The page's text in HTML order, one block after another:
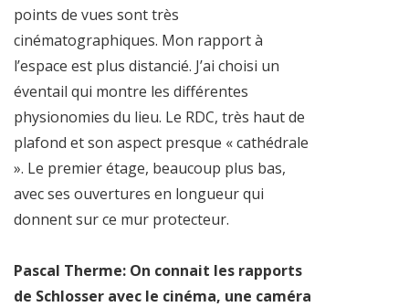
points de vues sont très
cinématographiques. Mon rapport à
l’espace est plus distancié. J’ai choisi un
éventail qui montre les différentes
physionomies du lieu. Le RDC, très haut de
plafond et son aspect presque « cathédrale
». Le premier étage, beaucoup plus bas,
avec ses ouvertures en longueur qui
donnent sur ce mur protecteur.
Pascal Therme: On connait les rapports
de Schlosser avec le cinéma, une caméra